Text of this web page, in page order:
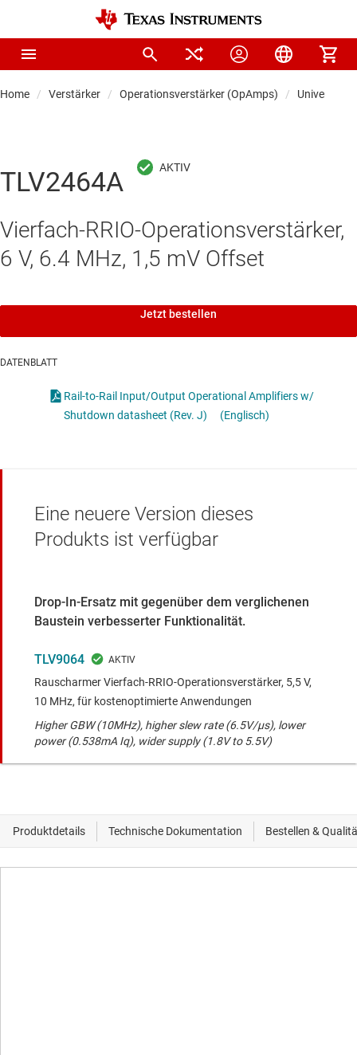
Home Verstärker Operationsverstärker (OpAmps) Universal-
TLV2464A
Vierfach-RRIO-Operationsverstärker,
6 V, 6.4 MHz, 1,5 mV Offset
Jetzt bestellen
DATENBLATT
Rail-to-Rail Input/Output Operational Amplifiers w/
Shutdown datasheet (Rev. J)
(Englisch)
Eine neuere Version dieses
Produkts ist verfügbar
Drop-In-Ersatz mit gegenüber dem verglichenen
Baustein verbesserter Funktionalität.
TLV9064
Rauscharmer Vierfach-RRIO-Operationsverstärker, 5,5 V,
10 MHz, für kostenoptimierte Anwendungen
Higher GBW (10MHz), higher slew rate (6.5V/µs), lower
power (0.538mA Iq), wider supply (1.8V to 5.5V)